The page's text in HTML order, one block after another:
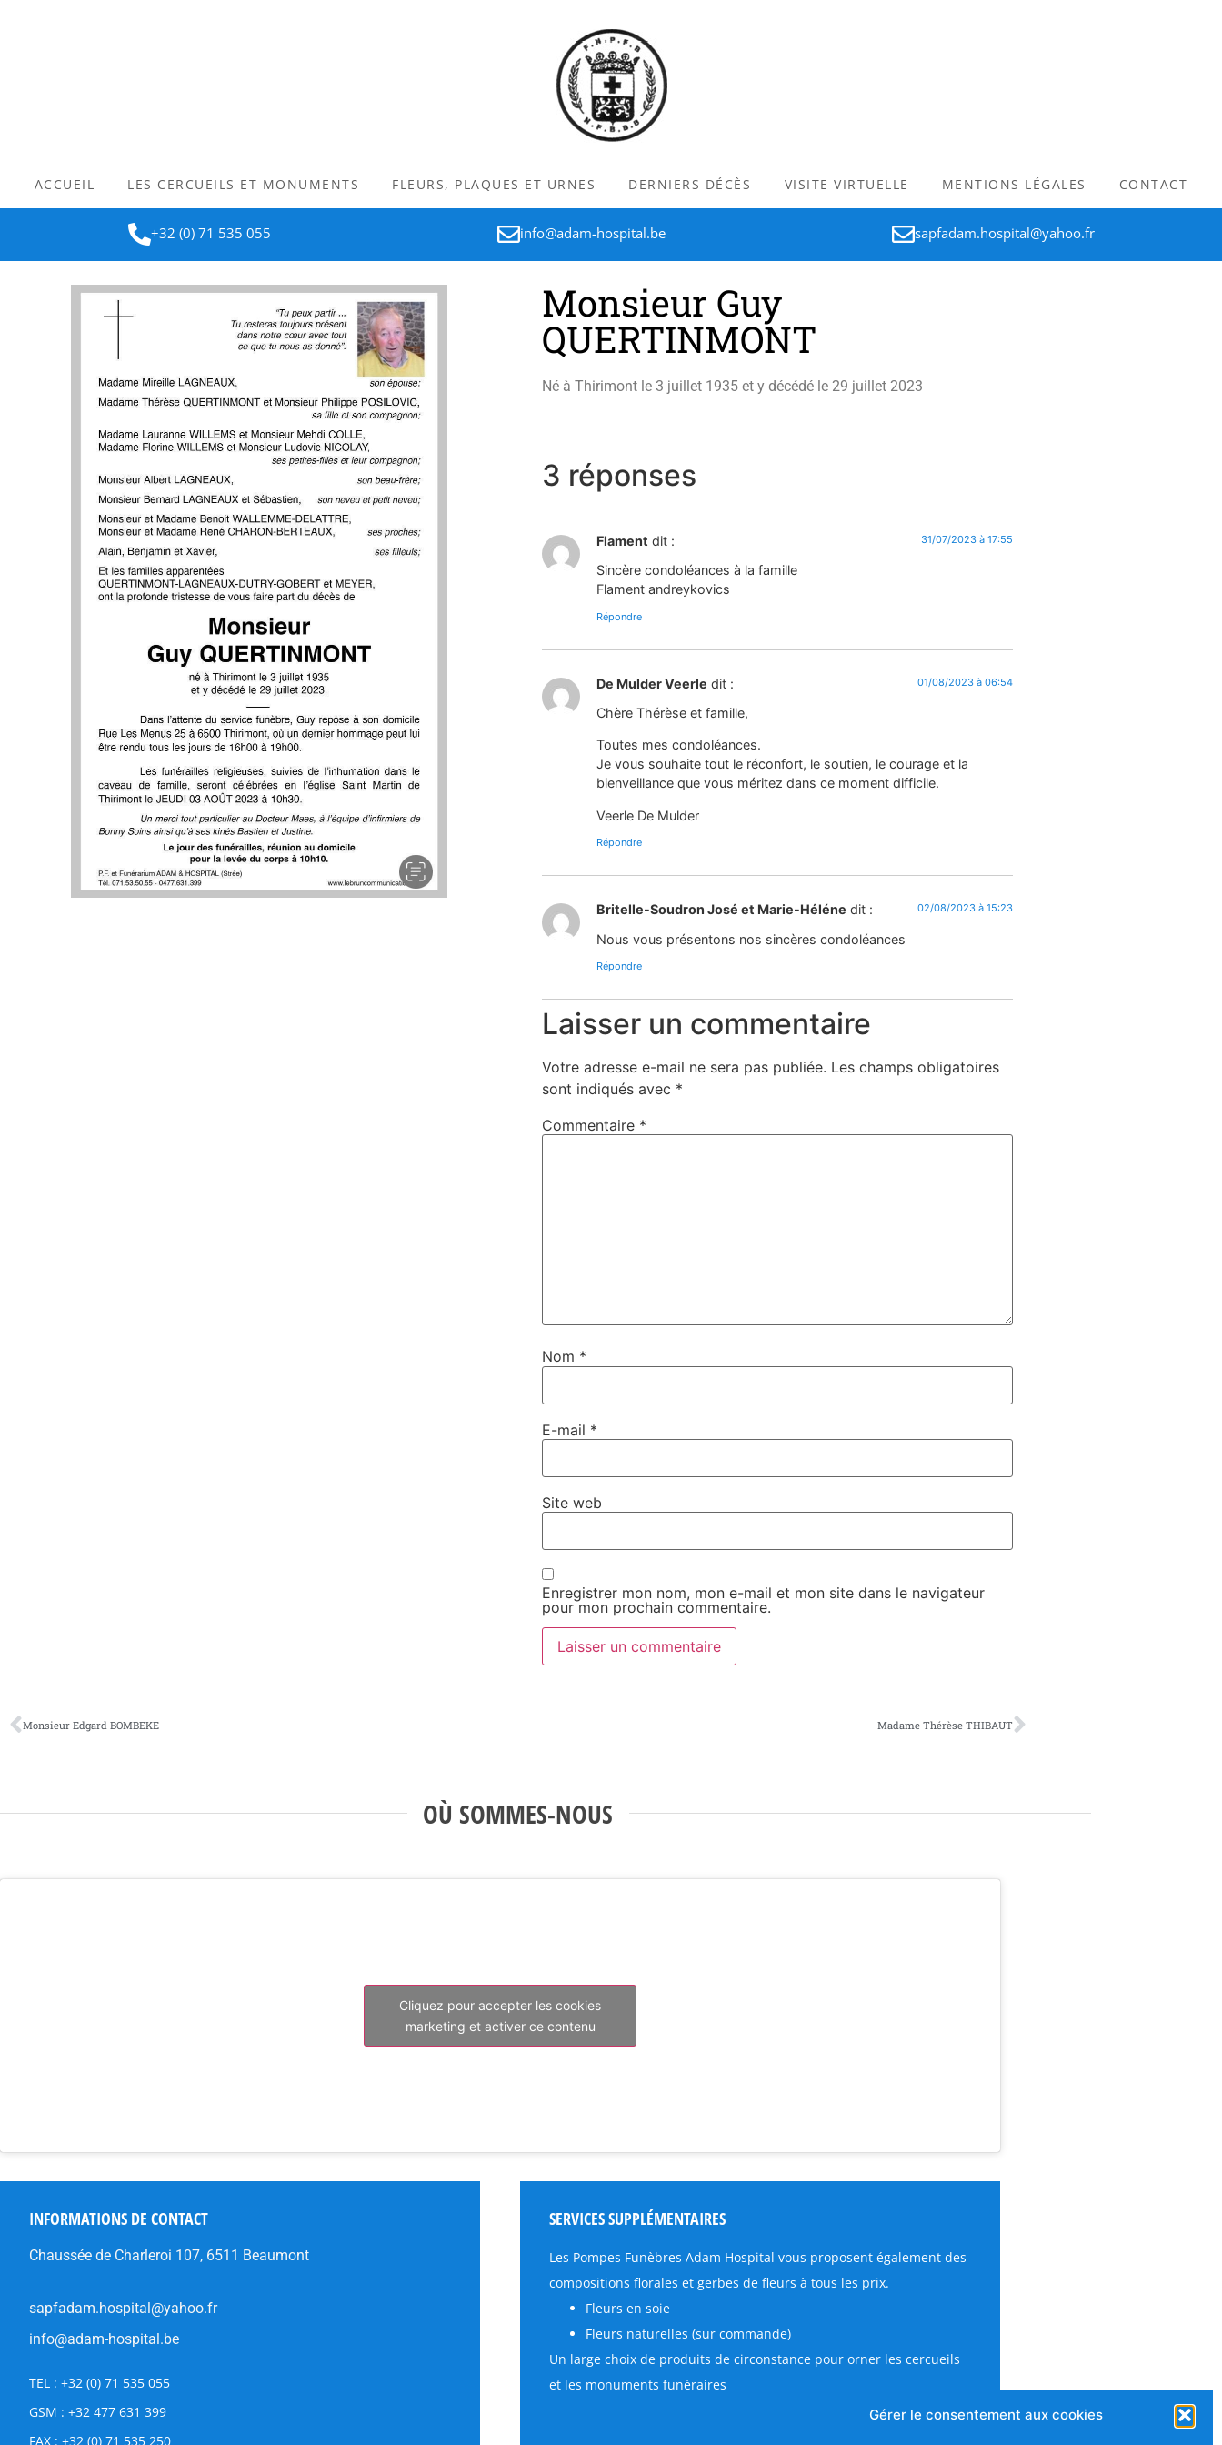
Gérer le consentement aux cookies
ACCUEIL LES CERCUEILS ET MONUMENTS FLEURS, PLAQUES ET URNES DERNIERS DÉCÈS VISITE VIRTUELLE MENTIONS LÉGALES CONTACT
+32 (0) 71 535 055 info@adam-hospital.be sapfadam.hospital@yahoo.fr
Monsieur Guy
QUERTINMONT
Né à Thirimont le 3 juillet 1935 et y décédé le 29 juillet 2023
3 réponses
Flament dit : 31/07/2023 à 17:55
Sincère condoléances à la famille
Flament andreykovics
Répondre
De Mulder Veerle dit : 01/08/2023 à 06:54
Chère Thérèse et famille,
Toutes mes condoléances.
Je vous souhaite tout le réconfort, le soutien, le courage et la
bienveillance que vous méritez dans ce moment difficile.
Veerle De Mulder
Répondre
Britelle-Soudron José et Marie-Héléne dit : 02/08/2023 à 15:23
Nous vous présentons nos sincères condoléances
Répondre
Laisser un commentaire
Votre adresse e-mail ne sera pas publiée. Les champs obligatoires
sont indiqués avec *
Commentaire *
Nom *
E-mail *
Site web
Enregistrer mon nom, mon e-mail et mon site dans le navigateur
pour mon prochain commentaire.
Monsieur Edgard BOMBEKE Madame Thérèse THIBAUT
OÙ SOMMES-NOUS
Cliquez pour accepter les cookies
marketing et activer ce contenu
INFORMATIONS DE CONTACT
Chaussée de Charleroi 107, 6511 Beaumont
sapfadam.hospital@yahoo.fr
info@adam-hospital.be
TEL : +32 (0) 71 535 055
GSM : +32 477 631 399
FAX : +32 (0) 71 535 250
SERVICES SUPPLÉMENTAIRES
Les Pompes Funèbres Adam Hospital vous proposent également des
compositions florales et gerbes de fleurs à tous les prix.
Fleurs en soie
Fleurs naturelles (sur commande)
Un large choix de produits de circonstance pour orner les cercueils
et les monuments funéraires